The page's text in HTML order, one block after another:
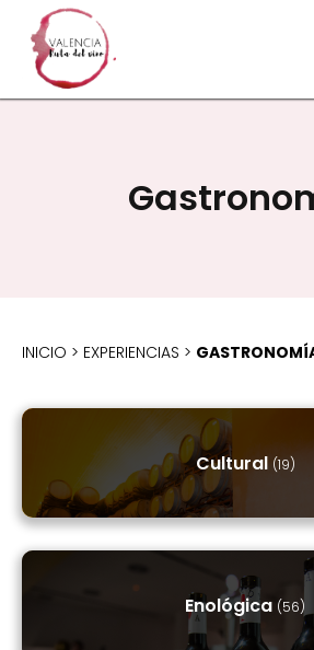
INICIO > EXPERIENCIAS >
Cultural (19)
Enológica (56)